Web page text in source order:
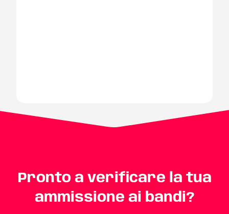
Pronto a verificare la tua
ammissione ai bandi?